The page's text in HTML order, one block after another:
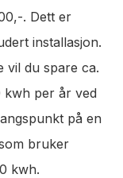
. Dett er
installasjon.
vil du spare ca.
kwh per år ved
på en
bruker
kwh.